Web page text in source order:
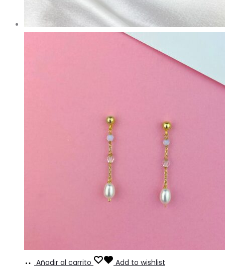
Añadir al carrito Add to wishlist